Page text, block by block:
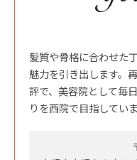
髪質や骨格に合わせた
魅力を引き出します。
評で、美容院として毎
りを西院で目指していま